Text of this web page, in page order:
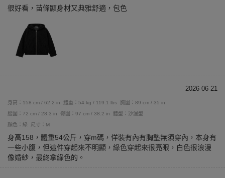
很好看，苗條顯身材又典雅舒適，包色
2026-06-21
身高：158 cm / 62.2 in 體重：54 kg / 119.1 lbs
胸圍：89 cm / 35 in
腰圍：72 cm / 28.3 in
臀圍：97 cm / 38.2 in
體型：沙漏型
顏色：綠
尺寸：M
身高158，體重54公斤，穿m碼，佯裝有內有胸墊無須穿內，本身有
一些小腹，但這件穿起來不明顯，綠色穿起來很亮眼，白色很浪漫
像婚紗，最終拿綠色的。